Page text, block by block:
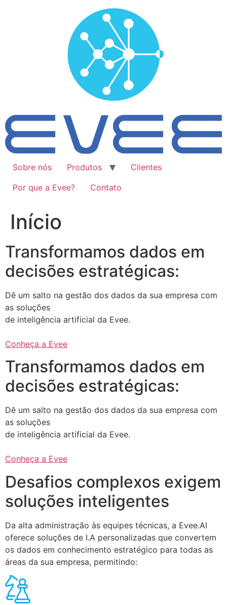
Sobre nós Produtos
Clientes
Por que a Evee?
Contato
Início
Transformamos dados em
decisões estratégicas:
Dê um salto na gestão dos dados da sua empresa com
as soluções
de inteligência artificial da Evee.
Conheça a Evee
Transformamos dados em
decisões estratégicas:
Dê um salto na gestão dos dados da sua empresa com
as soluções
de inteligência artificial da Evee.
Conheça a Evee
Desafios complexos exigem
soluções inteligentes
Da alta administração às equipes técnicas, a Evee.AI
oferece soluções de I.A personalizadas que convertem
os dados em conhecimento estratégico para todas as
áreas da sua empresa, permitindo: